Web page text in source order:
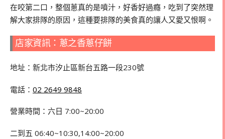
在咬第二口，整個蔥真的是噴汁，好香好過癮，吃到了突然理
解大家排隊的原因，這種要排隊的美食真的讓人又愛又恨啊。
店家資訊：蔥之香蔥仔餅
地址：新北市汐止區新台五路一段230號
電話： 02 2649 9848
營業時間：六日 7:00~20:00
二到五 06:40~10:30,14:00~20:00